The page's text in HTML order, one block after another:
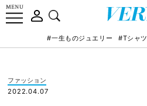
#一生ものジュエリー #Tシャツ
ファッション
2022.04.07